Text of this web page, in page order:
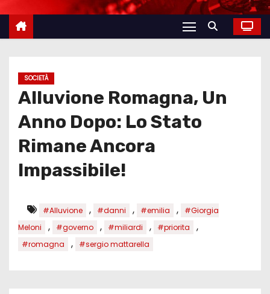
SOCIETÀ
Alluvione Romagna, Un
Anno Dopo: Lo Stato
Rimane Ancora
Impassibile!
#Alluvione , #danni , #emilia ,
#Giorgia
Meloni
, #governo , #miliardi , #priorita ,
#romagna , #sergio mattarella